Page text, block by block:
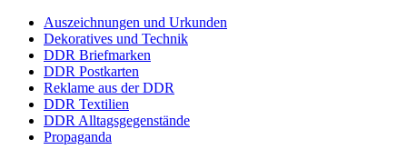
Auszeichnungen und Urkunden
Dekoratives und Technik
DDR Briefmarken
DDR Postkarten
Reklame aus der DDR
DDR Textilien
DDR Alltagsgegenstände
Propaganda